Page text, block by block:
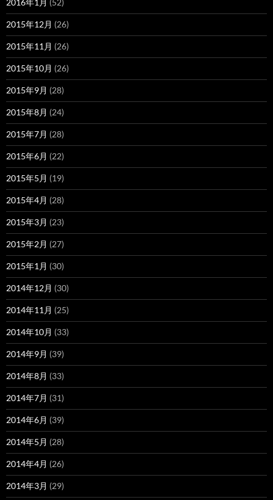
2015年12月 (26)
2015年11月 (26)
2015年10月 (26)
2015年9月 (28)
2015年8月 (24)
2015年7月 (28)
2015年6月 (22)
2015年5月 (19)
2015年4月 (28)
2015年3月 (23)
2015年2月 (27)
2015年1月 (30)
2014年12月 (30)
2014年11月 (25)
2014年10月 (33)
2014年9月 (39)
2014年8月 (33)
2014年7月 (31)
2014年6月 (39)
2014年5月 (28)
2014年4月 (26)
2014年3月 (29)